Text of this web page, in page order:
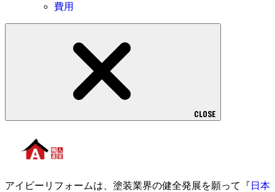
費用
CLOSE
アイビーリフォームは、塗装業界の健全発展を願って『 日本